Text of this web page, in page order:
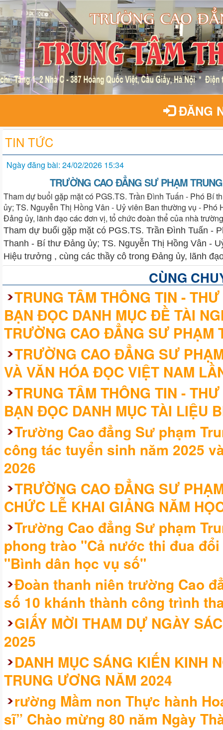
ĐĂNG
TIN TỨC
Ngày đăng bài: 24/02/2026 15:34
TRƯỜNG CAO ĐẲNG SƯ PHẠM
Tham dự buổi gặp mặt có PGS.TS. Trần Đình Tuấn - Phó Bí
ủy; TS. Nguyễn Thị Hồng Vân - Uỷ viên Ban thường vụ -
Đảng ủy, lãnh đạo các đơn vị, tổ chức đoàn thể của nhà
Tham dự buổi gặp mặt có PGS.TS. Trần Đình Tuấn -
Thanh - Bí thư Đảng ủy; TS. Nguyễn Thị Hồng Vân -
Hiệu trưởng , cùng các thầy cô trong Đảng ủy, lãnh
CÙNG
TRUNG TÂM THÔNG TIN -
BẠN ĐỌC DANH MỤC ĐỀ TÀI
TRƯỜNG CAO ĐẲNG SƯ PHẠM
TRƯỜNG CAO ĐẲNG SƯ
VÀ VĂN HÓA ĐỌC VIỆT NAM
TRUNG TÂM THÔNG TIN -
BẠN ĐỌC DANH MỤC TÀI LIỆU
Trường Cao đẳng Sư phạm
công tác tuyển sinh năm 2025
2026
TRƯỜNG CAO ĐẲNG SƯ
CHỨC LỄ KHAI GIẢNG NĂM
Trường Cao đẳng Sư phạm
phong trào "Cả nước thi đua
"Bình dân học vụ số"
Đoàn thanh niên trường Cao
số 10 khánh thành công trình
GIẤY MỜI THAM DỰ NGÀY
2025
DANH MỤC SÁNG KIẾN KINH
TRUNG ƯƠNG NĂM 2024
rường Mầm non Thực hành
sĩ” Chào mừng 80 năm Ngày